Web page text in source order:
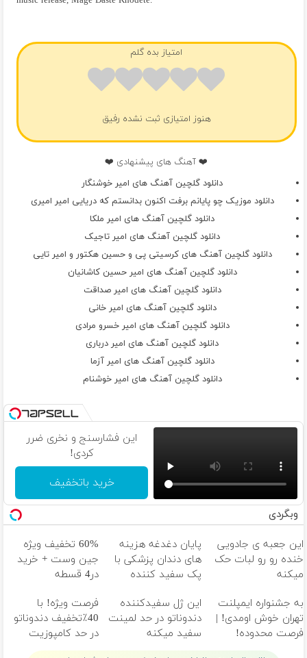
امتیاز بده گلم
هنوز امتیازی ثبت نشده رفیق
❤️ آهنگ های پیشنهادی ❤️
دانلود گلچین آهنگ های امیر خوشنگار
دانلود موزیک چو پایانم برفت اکنون بدانستم که دریایی امیر امیری
دانلود گلچین آهنگ های امیر ملکا
دانلود گلچین آهنگ های امیر تاجیک
دانلود گلچین آهنگ های کرسیتی پی و حسین هکتور و امیر تایی
دانلود گلچین آهنگ های امیر حسین کاشانیان
دانلود گلچین آهنگ های امیر صداقت
دانلود گلچین آهنگ های امیر خانی
دانلود گلچین آهنگ های امیر خسرو مرادی
دانلود گلچین آهنگ های امیر درباری
دانلود گلچین آهنگ های امیر آزما
دانلود گلچین آهنگ های امیر خوشنام
این فشارسنج و نخری ضرر
کردی!
خرید باتخفیف
وبگردی
این جعبه ی جادویی
خنده رو رو لبات حک
میکنه
پایان دغدغه هزینه
های دندان پزشکی با
پک سفید کننده
60% تخفیف ویژه
جین وست + خرید
در4 قسطه
به جشنواره ایمپلنت
تهران خوش اومدی! |
فرصت محدوده!
این ژل سفیدکننده
دندوناتو در حد لمینت
سفید میکنه
فرصت ویژه! با
40٪تخفیف دندوناتو
در حد کامپوزیت
سفید کن